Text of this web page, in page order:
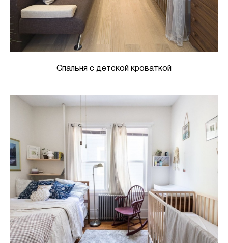
Спальня с детской кроваткой